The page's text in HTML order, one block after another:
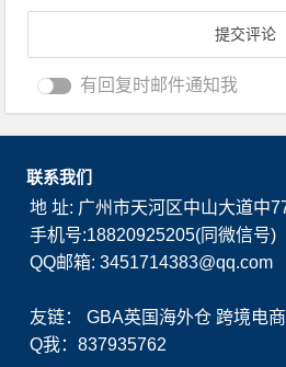
有回复时邮件通知我
联系我们
地 址: 广州市天河区中山大道中
手机号:18820925205(同微信号)
QQ邮箱: 3451714383@qq.com
友链：GBA英国海外仓 跨境电
Q我：837935762